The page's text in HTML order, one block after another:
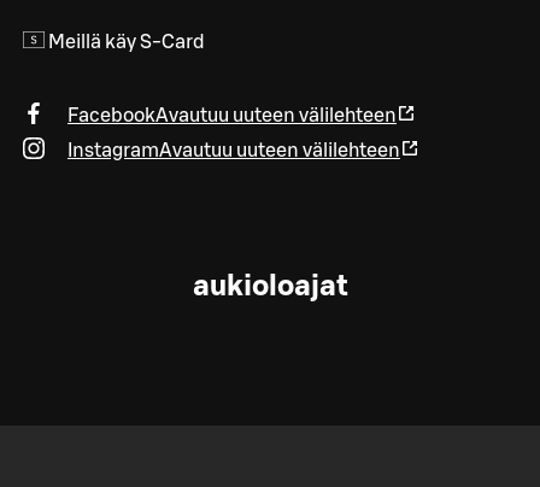
Meillä käy S-Card
FacebookAvautuu uuteen välilehteen
InstagramAvautuu uuteen välilehteen
aukioloajat